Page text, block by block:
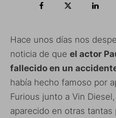
Hace unos días nos
noticia de que el actor
fallecido en un
había hecho famoso por
Furious junto a Vin
aparecido en otras tantas